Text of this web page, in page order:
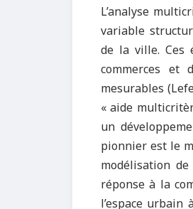
L’analyse
variable
de la ville. Ces
commerces
mesurables
« aide
un
pionnier est le
modélisation
réponse à la
l’espace